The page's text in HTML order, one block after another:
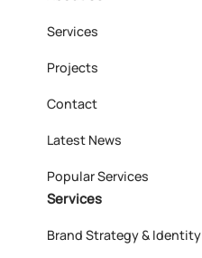
Services
Projects
Contact
Latest News
Popular Services
Services
Brand Strategy & Identity